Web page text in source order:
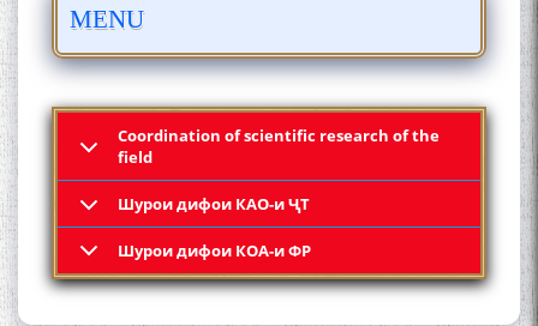
MENU
Coordination of scientific research of the
field
Шурои дифои КАО-и ҶТ
Шурои дифои КОА-и ФР
Муҳаммадҷон Раҳимӣ
Қадамҷо: Муҳаммадҷон
Раҳимӣ